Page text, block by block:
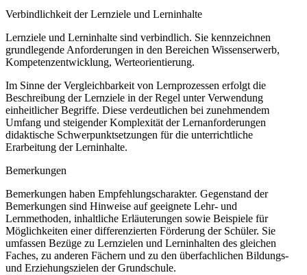
Verbindlichkeit der Lernziele und Lerninhalte
Lernziele und Lerninhalte sind verbindlich. Sie kennzeichnen
grundlegende Anforderungen in den Bereichen Wissenserwerb,
Kompetenzentwicklung, Werteorientierung.
Im Sinne der Vergleichbarkeit von Lernprozessen erfolgt die
Beschreibung der Lernziele in der Regel unter Verwendung
einheitlicher Begriffe. Diese verdeutlichen bei zunehmendem
Umfang und steigender Komplexität der Lernanforderungen
didaktische Schwerpunktsetzungen für die unterrichtliche
Erarbeitung der Lerninhalte.
Bemerkungen
Bemerkungen haben Empfehlungscharakter. Gegenstand der
Bemerkungen sind Hinweise auf geeignete Lehr- und
Lernmethoden, inhaltliche Erläuterungen sowie Beispiele für
Möglichkeiten einer differenzierten Förderung der Schüler. Sie
umfassen Bezüge zu Lernzielen und Lerninhalten des gleichen
Faches, zu anderen Fächern und zu den überfachlichen Bildungs-
und Erziehungszielen der Grundschule.